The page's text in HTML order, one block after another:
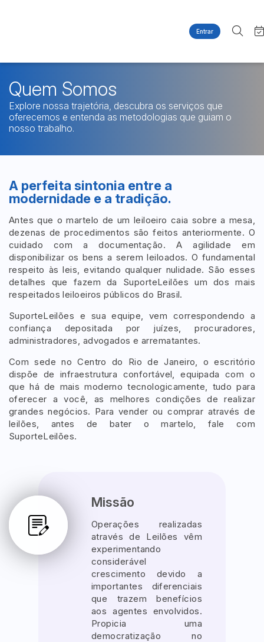
Entrar
Site
Quem Somos
Contato
Imóveis
Casas
Ponto Comercial
Terreno
Categoria Subcategoria
Bairro Comitente
Judiciais Extrajudiciais
Faixa de valor
R$ até R$
Quem Somos
Eventos
Quem Somos
Explore nossa trajetória, descubra os serviços que
oferecemos e entenda as metodologias que guiam o
nosso trabalho.
A perfeita sintonia entre a
modernidade e a tradição.
Antes que o martelo de um leiloeiro caia sobre a mesa,
dezenas de procedimentos são feitos anteriormente. O
cuidado com a documentação. A agilidade em
disponibilizar os bens a serem leiloados. O fundamental
respeito às leis, evitando qualquer nulidade. São esses
detalhes que fazem da SuporteLeilões um dos mais
respeitados leiloeiros públicos do Brasil.
SuporteLeilões e sua equipe, vem correspondendo a
confiança depositada por juízes, procuradores,
administradores, advogados e arrematantes.
Com sede no Centro do Rio de Janeiro, o escritório
dispõe de infraestrutura confortável, equipada com o
que há de mais moderno tecnologicamente, tudo para
oferecer a você, as melhores condições de realizar
grandes negócios. Para vender ou comprar através de
leilões, antes de bater o martelo, fale com
SuporteLeilões.
Missão
Operações realizadas
através de Leilões vêm
experimentando
considerável
crescimento devido a
importantes diferenciais
que trazem benefícios
aos agentes envolvidos.
Propicia uma
democratização no